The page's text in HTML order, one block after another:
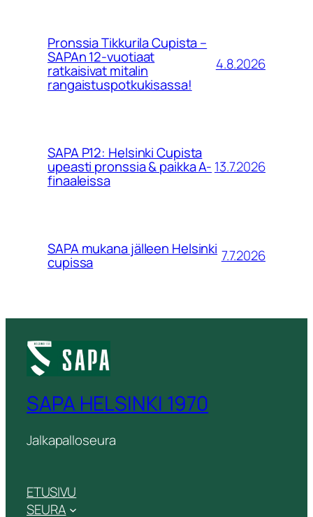
Pronssia Tikkurila Cupista –
SAPAn 12-vuotiaat
ratkaisivat mitalin
rangaistuspotkukisassa!
4.8.2026
SAPA P12: Helsinki Cupista
upeasti pronssia & paikka A-
finaaleissa
13.7.2026
SAPA mukana jälleen Helsinki
cupissa 7.7.2026
SAPA HELSINKI 1970
Jalkapalloseura
ETUSIVU
SEURA